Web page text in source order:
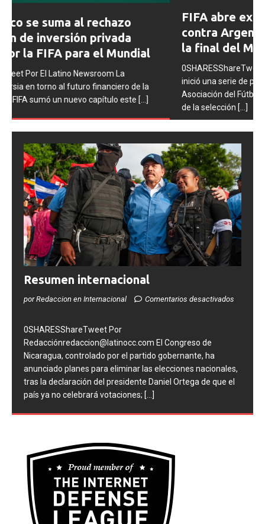
FIFA abre expedientes disciplinarios
contra Argentina tras los incidentes en
la final del Mundial 2026
0SHARESShareTweet Por El Latino Newsroom La FIFA
inició una serie de procesos disciplinarios contra la
Asociación del Fútbol Argentino (AFA), cuatro integrantes
Prev
Resumen internacional
0SHARESShareTweet Por
Redacciónredaccion@latinocc.com El Congreso de
Nicaragua, controlado por el partido gobernante, ha
anunciado planes para eliminar las elecciones nacionales,
tras la declaración del presidente Daniel Ortega de que el
país ya no celebrará votaciones; [...]